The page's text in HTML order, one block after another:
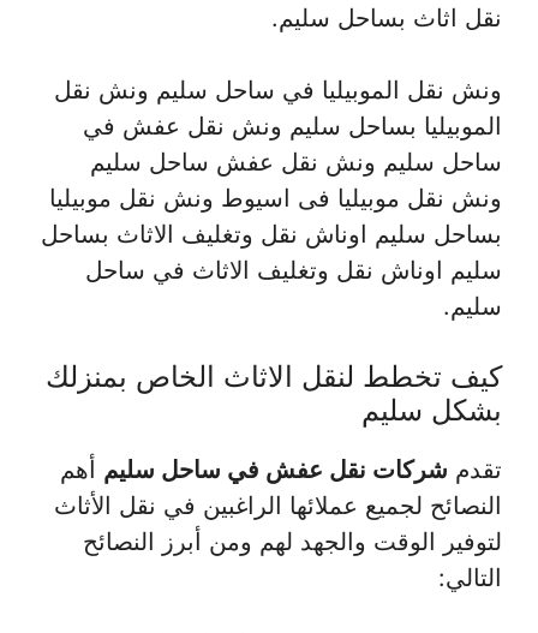
نقل اثاث بساحل سليم.
ونش نقل الموبيليا في ساحل سليم ونش نقل
الموبيليا بساحل سليم ونش نقل عفش في
ساحل سليم ونش نقل عفش ساحل سليم
ونش نقل موبيليا فى اسيوط ونش نقل موبيليا
بساحل سليم اوناش نقل وتغليف الاثاث بساحل
سليم اوناش نقل وتغليف الاثاث في ساحل
سليم.
كيف تخطط لنقل الاثاث الخاص بمنزلك
بشكل سليم
تقدم شركات نقل عفش في ساحل سليم أهم
النصائح لجميع عملائها الراغبين في نقل الأثاث
لتوفير الوقت والجهد لهم ومن أبرز النصائح
التالي: